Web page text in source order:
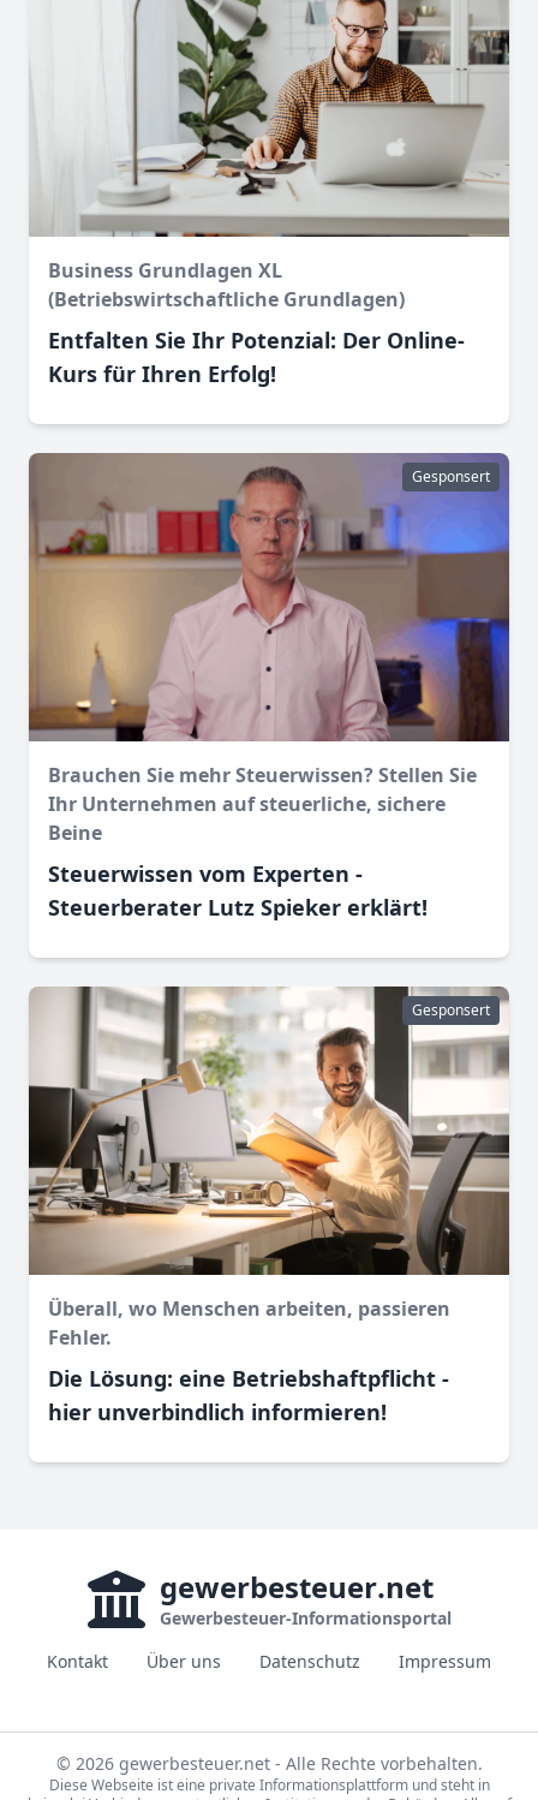
Business Grundlagen XL
(Betriebswirtschaftliche Grundlagen)
Entfalten Sie Ihr Potenzial: Der Online-
Kurs für Ihren Erfolg!
Gesponsert
Brauchen Sie mehr Steuerwissen? Stellen Sie
Ihr Unternehmen auf steuerliche, sichere
Beine
Steuerwissen vom Experten -
Steuerberater Lutz Spieker erklärt!
Gesponsert
Überall, wo Menschen arbeiten, passieren
Fehler.
Die Lösung: eine Betriebshaftpflicht -
hier unverbindlich informieren!
gewerbesteuer.net
Gewerbesteuer-Informationsportal
Kontakt
Über uns Datenschutz Impressum
© 2026 gewerbesteuer.net - Alle Rechte vorbehalten.
Diese Webseite ist eine private Informationsplattform und steht in